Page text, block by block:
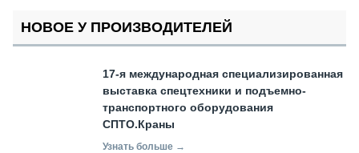
НОВОЕ У ПРОИЗВОДИТЕЛЕЙ
17-я международная специализированная
выставка спецтехники и подъемно-
транспортного оборудования
СПТО.Краны
Узнать больше →